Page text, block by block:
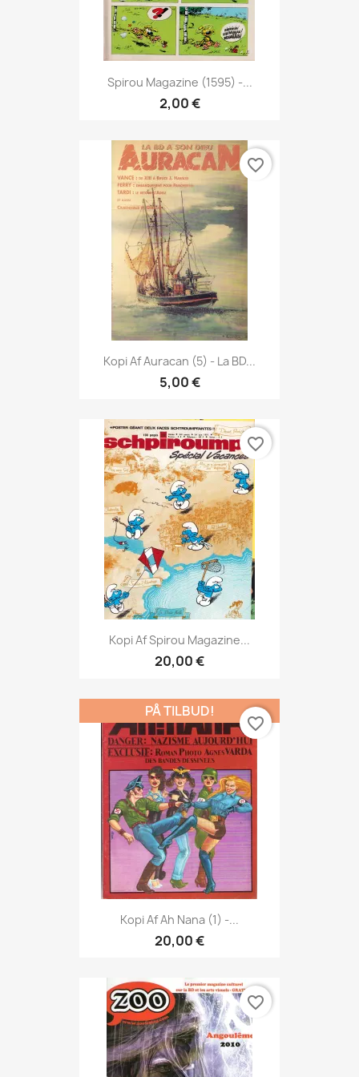
Spirou Magazine (1595) -...
2,00 €
Kopi Af Auracan (5) - La BD...
5,00 €
favorite_border
Kopi Af Spirou Magazine...
20,00 €
favorite_border
Kopi Af Ah Nana (1) -...
20,00 €
PÅ TILBUD!
favorite_border
favorite_border